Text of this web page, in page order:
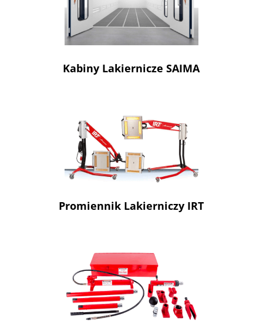
Kabiny Lakiernicze SAIMA
Promiennik Lakierniczy IRT